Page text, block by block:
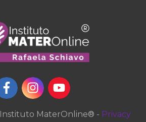
Instituto MaterOnline® - Privacy